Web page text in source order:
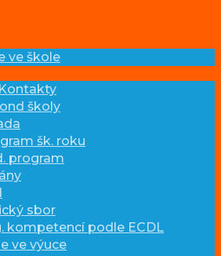
ve škole
školy
šk. roku
program
sbor
kompetencí podle ECDL
ve výuce